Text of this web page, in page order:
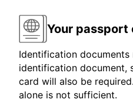
Your passport
Identification
identification document,
card will also be
alone is not sufficient.